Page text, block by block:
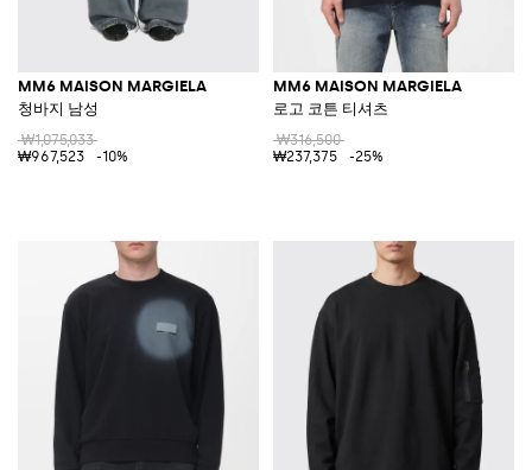
MM6 MAISON MARGIELA
청바지 남성
₩1,075,033
₩967,523
-10%
MM6 MAISON MARGIELA
로고 코튼 티셔츠
₩316,500
₩237,375
-25%